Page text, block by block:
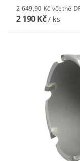
2 649,90 Kč
2 190 Kč/ ks